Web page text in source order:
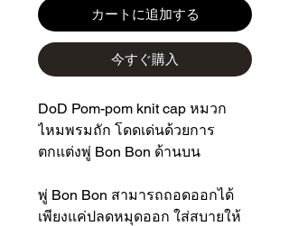
カートに追加する
今すぐ購入
DoD Pom-pom knit cap หมวก
ไหมพรมถัก โดดเด่นด้วยการ
ตกแต่งพู่ Bon Bon ด้านบน
พู่ Bon Bon สามารถถอดออกได้
เพียงแค่ปลดหมุดออก ใส่สบายให้